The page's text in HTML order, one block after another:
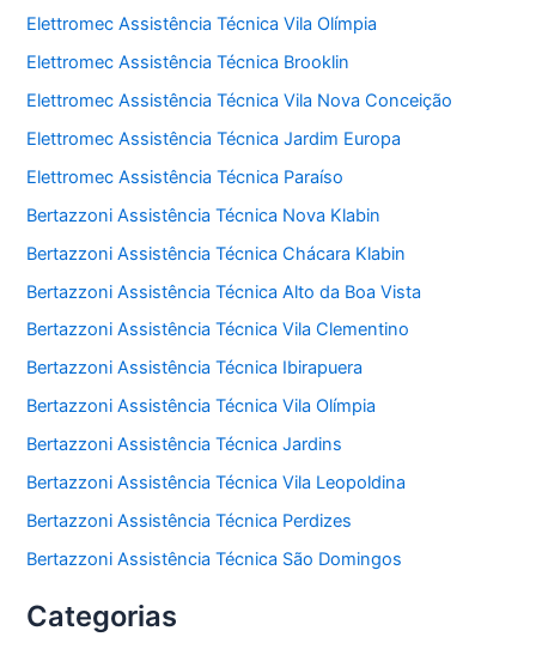
Elettromec Assistência Técnica Vila Olímpia
Elettromec Assistência Técnica Brooklin
Elettromec Assistência Técnica Vila Nova Conceição
Elettromec Assistência Técnica Jardim Europa
Elettromec Assistência Técnica Paraíso
Bertazzoni Assistência Técnica Nova Klabin
Bertazzoni Assistência Técnica Chácara Klabin
Bertazzoni Assistência Técnica Alto da Boa Vista
Bertazzoni Assistência Técnica Vila Clementino
Bertazzoni Assistência Técnica Ibirapuera
Bertazzoni Assistência Técnica Vila Olímpia
Bertazzoni Assistência Técnica Jardins
Bertazzoni Assistência Técnica Vila Leopoldina
Bertazzoni Assistência Técnica Perdizes
Bertazzoni Assistência Técnica São Domingos
Categorias